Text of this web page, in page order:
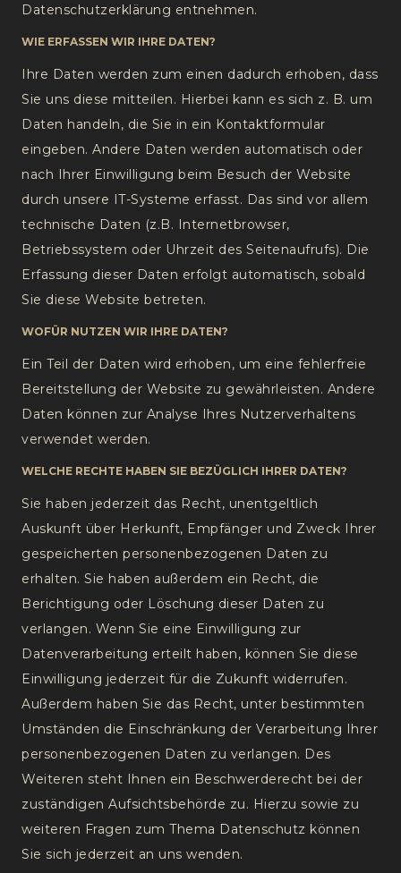
Datenschutzerklärung entnehmen.
WIE ERFASSEN WIR IHRE DATEN?
Ihre Daten werden zum einen dadurch erhoben, dass
Sie uns diese mitteilen. Hierbei kann es sich z. B. um
Daten handeln, die Sie in ein Kontaktformular
eingeben. Andere Daten werden automatisch oder
nach Ihrer Einwilligung beim Besuch der Website
durch unsere IT-Systeme erfasst. Das sind vor allem
technische Daten (z.B. Internetbrowser,
Betriebssystem oder Uhrzeit des Seitenaufrufs). Die
Erfassung dieser Daten erfolgt automatisch, sobald
Sie diese Website betreten.
WOFÜR NUTZEN WIR IHRE DATEN?
Ein Teil der Daten wird erhoben, um eine fehlerfreie
Bereitstellung der Website zu gewährleisten. Andere
Daten können zur Analyse Ihres Nutzerverhaltens
verwendet werden.
WELCHE RECHTE HABEN SIE BEZÜGLICH IHRER DATEN?
Sie haben jederzeit das Recht, unentgeltlich
Auskunft über Herkunft, Empfänger und Zweck Ihrer
gespeicherten personenbezogenen Daten zu
erhalten. Sie haben außerdem ein Recht, die
Berichtigung oder Löschung dieser Daten zu
verlangen. Wenn Sie eine Einwilligung zur
Datenverarbeitung erteilt haben, können Sie diese
Einwilligung jederzeit für die Zukunft widerrufen.
Außerdem haben Sie das Recht, unter bestimmten
Umständen die Einschränkung der Verarbeitung Ihrer
personenbezogenen Daten zu verlangen. Des
Weiteren steht Ihnen ein Beschwerderecht bei der
zuständigen Aufsichtsbehörde zu. Hierzu sowie zu
weiteren Fragen zum Thema Datenschutz können
Sie sich jederzeit an uns wenden.